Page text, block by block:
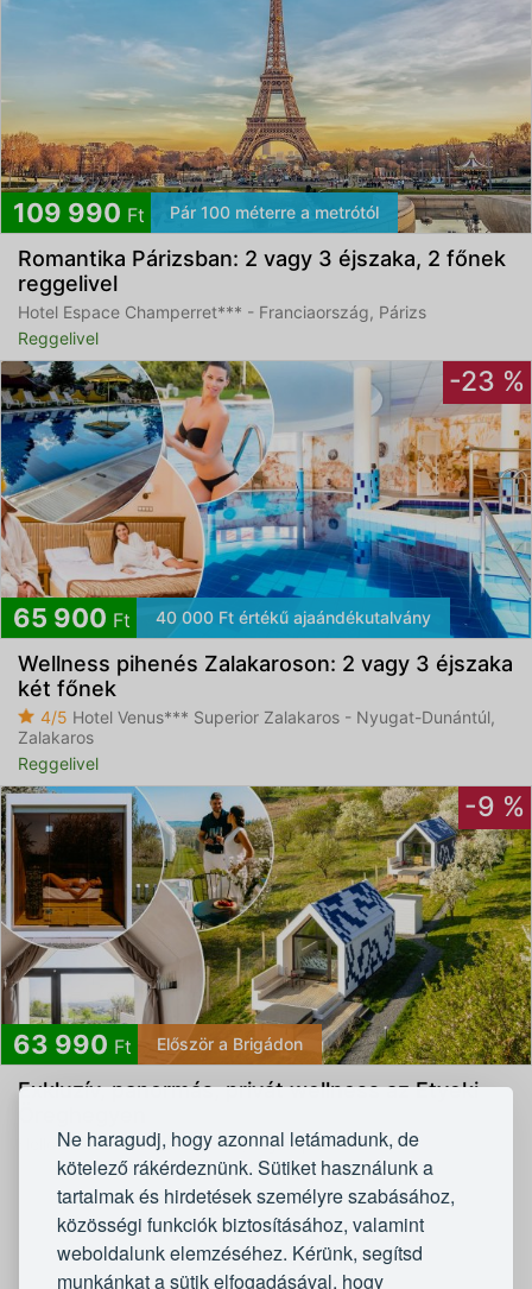
Ne haragudj, hogy azonnal letámadunk, de
kötelező rákérdeznünk. Sütiket használunk a
tartalmak és hirdetések személyre szabásához,
közösségi funkciók biztosításához, valamint
weboldalunk elemzéséhez. Kérünk, segítsd
munkánkat a sütik elfogadásával, hogy
109 990 Ft Pár 100 méterre a metrótól
Romantika Párizsban: 2 vagy 3 éjszaka, 2 főnek
reggelivel
Hotel Espace Champerret*** - Franciaország, Párizs
Reggelivel
-23 %
65 900 Ft 40 000 Ft értékű ajaándékutalvány
Wellness pihenés Zalakaroson: 2 vagy 3 éjszaka
két főnek
4/5 Hotel Venus*** Superior Zalakaros - Nyugat-Dunántúl,
Zalakaros
Reggelivel
-9 %
63 990 Ft Először a Brigádon
Exkluzív, panormás, privát wellness az Etyeki
Hello Wood Resorts - Balaton, Vigántpetend
1 2
Tovább